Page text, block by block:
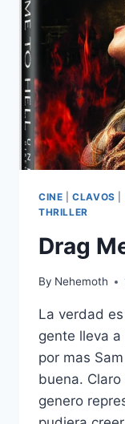
CINE |CLAVOS
THRILLER
Drag
By Nehemoth
La verdad
gente lleva
por mas
buena.
genero